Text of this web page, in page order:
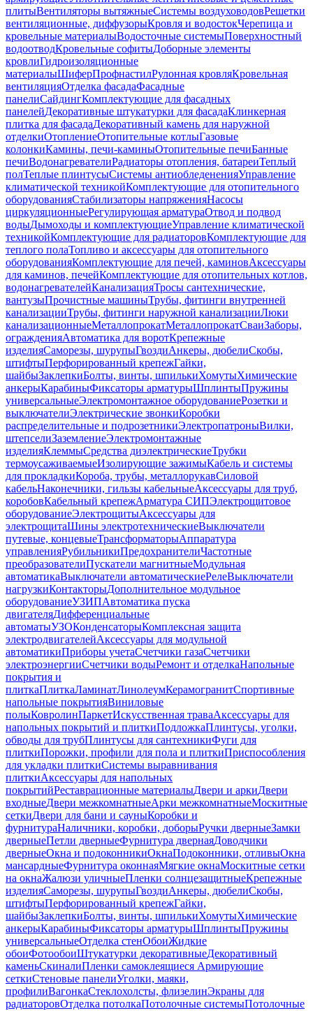
плитыВентиляторы вытяжныеСистемы воздуховодовРешетки
вентиляционные, диффузорыКровля и водостокЧерепица и
кровельные материалыВодосточные системыПоверхностный
водоотводКровельные софитыДоборные элементы
кровлиГидроизоляционные
материалыШиферПрофнастилРулонная кровляКровельная
вентиляцияОтделка фасадаФасадные
панелиСайдингКомплектующие для фасадных
панелейДекоративные штукатурки для фасадаКлинкерная
плитка для фасадаДекоративный камень для наружной
отделкиОтоплениеОтопительные котлыГазовые
колонкиКамины, печи-каминыОтопительные печиБанные
печиВодонагревателиРадиаторы отопления, батареиТеплый
полТеплые плинтусыСистемы антиобледененияУправление
климатической техникойКомплектующие для отопительного
оборудованияСтабилизаторы напряженияНасосы
циркуляционныеРегулирующая арматураОтвод и подвод
водыДымоходы и комплектующиеУправление климатической
техникойКомплектующие для радиаторовКомплектующие для
теплого полаТопливо и аксессуары для отопительного
оборудованияКомплектующие для печей, каминовАксессуары
для каминов, печейКомплектующие для отопительных котлов,
водонагревателейКанализацияТросы сантехнические,
вантузыПрочистные машиныТрубы, фитинги внутренней
канализацииТрубы, фитинги наружной канализацииЛюки
канализационныеМеталлопрокатМеталлопрокатСваиЗаборы,
огражденияАвтоматика для воротКрепежные
изделияСаморезы, шурупыГвоздиАнкеры, дюбелиСкобы,
штифтыПерфорированный крепежГайки,
шайбыЗаклепкиБолты, винты, шпилькиХомутыХимические
анкерыКарабиныФиксаторы арматурыШплинтыПружины
универсальныеЭлектромонтажное оборудованиеРозетки и
выключателиЭлектрические звонкиКоробки
распределительные и подрозетникиЭлектропатроныВилки,
штепселиЗаземлениеЭлектромонтажные
изделияКлеммыСредства диэлектрическиеТрубки
термоусаживаемыеИзолирующие зажимыКабель и системы
для прокладкиКороба, трубы, металлорукавСиловой
кабельНаконечники, гильзы кабельныеАксессуары для труб,
коробовКабельный крепежАрматура СИПЭлектрощитовое
оборудованиеЭлектрощитыАксессуары для
электрощитаШины электротехническиеВыключатели
путевые, концевыеТрансформаторыАппаратура
управленияРубильникиПредохранителиЧастотные
преобразователиПускатели магнитныеМодульная
автоматикаВыключатели автоматическиеРелеВыключатели
нагрузкиКонтакторыДополнительное модульное
оборудованиеУЗИПАвтоматика пуска
двигателяДифференциальные
автоматыУЗОКонденсаторыКомплексная защита
электродвигателейАксессуары для модульной
автоматикиПриборы учетаСчетчики газаСчетчики
электроэнергииСчетчики водыРемонт и отделкаНапольные
покрытия и
плиткаПлиткаЛаминатЛинолеумКерамогранитСпортивные
напольные покрытияВиниловые
полыКовролинПаркетИскусственная траваАксессуары для
напольных покрытий и плиткиПодложкаПлинтусы, уголки,
обводы для трубПлинтусы для сантехникиФуги для
плиткиПорожки, профили для пола и плиткиПриспособления
для укладки плиткиСистемы выравнивания
плиткиАксессуары для напольных
покрытийРеставрационные материалыДвери и аркиДвери
входныеДвери межкомнатныеАрки межкомнатныеМоскитные
сеткиДвери для бани и сауныКоробки и
фурнитураНаличники, коробки, доборыРучки дверныеЗамки
дверныеПетли дверныеФурнитура двернаяДоводчики
дверныеОкна и подоконникиОкнаПодоконники, отливыОкна
мансардныеФурнитура оконнаяМягкие окнаМоскитные сетки
на окнаЖалюзи уличныеПленки солнцезащитныеКрепежные
изделияСаморезы, шурупыГвоздиАнкеры, дюбелиСкобы,
штифтыПерфорированный крепежГайки,
шайбыЗаклепкиБолты, винты, шпилькиХомутыХимические
анкерыКарабиныФиксаторы арматурыШплинтыПружины
универсальныеОтделка стенОбоиЖидкие
обоиФотообоиШтукатурки декоративныеДекоративный
каменьСкиналиПленки самоклеящиеся Армирующие
сеткиСтеновые панелиУголки, маяки,
профилиВагонкаСтеклохолсты, флизелинЭкраны для
радиаторовОтделка потолкаПотолочные системыПотолочные